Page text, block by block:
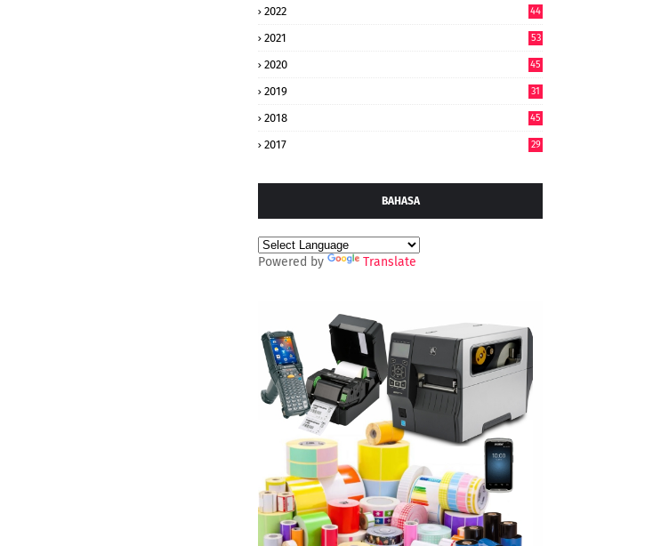
2022
44
2021 53
2020 45
2019 31
2018 45
2017 29
BAHASA
Powered by Translate